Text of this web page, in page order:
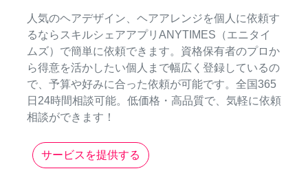
人気のヘアデザイン、ヘアアレンジを個人に依頼す
るならスキルシェアアプリANYTIMES（エニタイ
ムズ）で簡単に依頼できます。資格保有者のプロか
ら得意を活かしたい個人まで幅広く登録しているの
で、予算や好みに合った依頼が可能です。全国365
日24時間相談可能。低価格・高品質で、気軽に依頼
相談ができます！
サービスを提供する